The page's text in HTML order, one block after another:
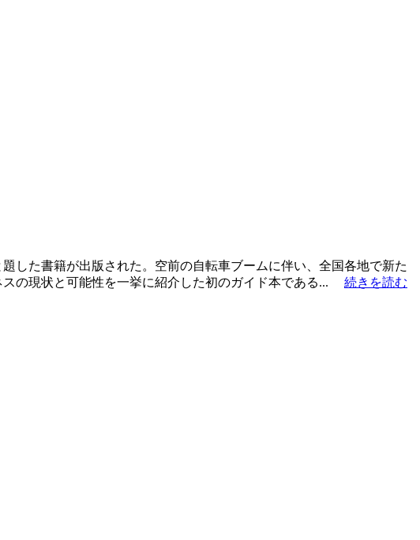
た書籍が出版された。空前の自転車ブームに伴い、全国各地で新た
の現状と可能性を一挙に紹介した初のガイド本である... 続きを読む